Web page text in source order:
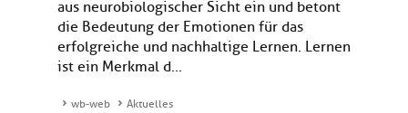
aus neurobiologischer Sicht ein und betont
die Bedeutung der Emotionen für das
erfolgreiche und nachhaltige Lernen. Lernen
ist ein Merkmal d...
wb-web
Aktuelles